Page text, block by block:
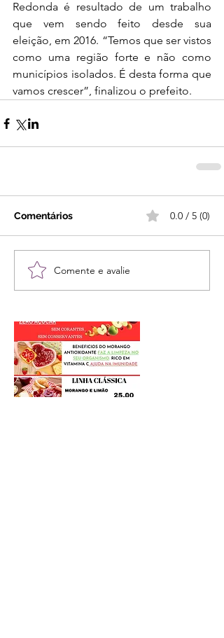
Redonda é resultado de um trabalho
que vem sendo feito desde sua
eleição, em 2016. “Temos que ser vistos
como uma região forte e não como
municípios isolados. É desta forma que
vamos crescer”, finalizou o prefeito.
Comentários 0.0 / 5 (0)
Comente e avalie